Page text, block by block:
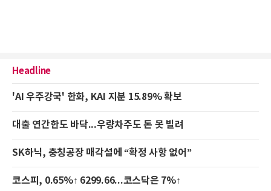
Headline
'AI 우주강국' 한화, KAI 지분 15.89% 확보
대출 연간한도 바닥...우량차주도 돈 못 빌려
SK하닉, 충칭공장 매각설에 “확정 사항 없어”
코스피, 0.65%↑ 6299.66...코스닥은 7%↑